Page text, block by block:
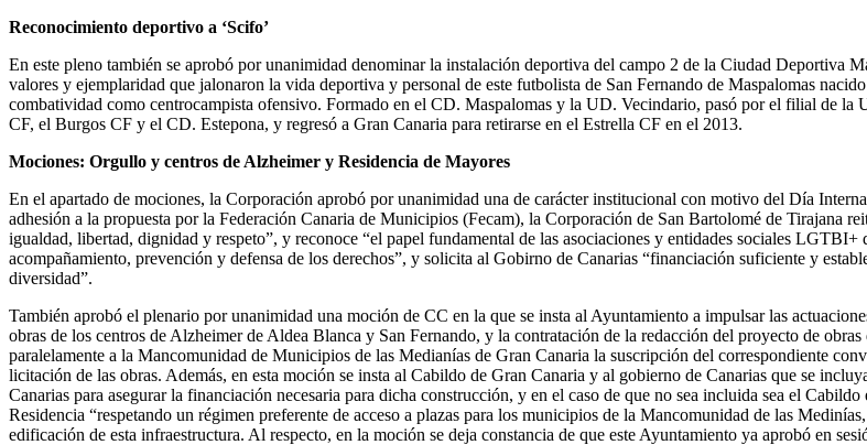
Reconocimiento deportivo a ‘Scifo’
En este pleno también se aprobó por unanimidad denominar la instalación deportiva del campo 2 de la Ciudad Deportiva
valores y ejemplaridad que jalonaron la vida deportiva y personal de este futbolista de San Fernando de Maspalomas
combatividad como centrocampista ofensivo. Formado en el CD. Maspalomas y la UD. Vecindario, pasó por el filial de
CF, el Burgos CF y el CD. Estepona, y regresó a Gran Canaria para retirarse en el Estrella CF en el 2013.
Mociones: Orgullo y centros de Alzheimer y Residencia de Mayores
En el apartado de mociones, la Corporación aprobó por unanimidad una de carácter institucional con motivo del Día
adhesión a la propuesta por la Federación Canaria de Municipios (Fecam), la Corporación de San Bartolomé de Tirajana
igualdad, libertad, dignidad y respeto”, y reconoce “el papel fundamental de las asociaciones y entidades sociales
acompañamiento, prevención y defensa de los derechos”, y solicita al Gobirno de Canarias “financiación suficiente y
diversidad”.
También aprobó el plenario por unanimidad una moción de CC en la que se insta al Ayuntamiento a impulsar las
obras de los centros de Alzheimer de Aldea Blanca y San Fernando, y la contratación de la redacción del proyecto de
paralelamente a la Mancomunidad de Municipios de las Medianías de Gran Canaria la suscripción del correspondiente
licitación de las obras. Además, en esta moción se insta al Cabildo de Gran Canaria y al gobierno de Canarias que se
Canarias para asegurar la financiación necesaria para dicha construcción, y en el caso de que no sea incluida sea el
Residencia “respetando un régimen preferente de acceso a plazas para los municipios de la Mancomunidad de las
edificación de esta infraestructura. Al respecto, en la moción se deja constancia de que este Ayuntamiento ya aprobó en